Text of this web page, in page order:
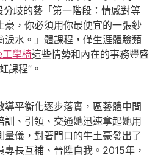
分歧的藝「第一階段：情感對等
豪，你必須用你最便宜的一張鈔
淚水。」體課程，僅生涯體驗類
學椅這些情勢和內在的事務豐盛
課程”。
平衡化逐步落實，區藝體中間
、引領、交通她迅速拿起她用
儀，對著門口的牛土豪發出了
長互補、晉陞自我。2015年，